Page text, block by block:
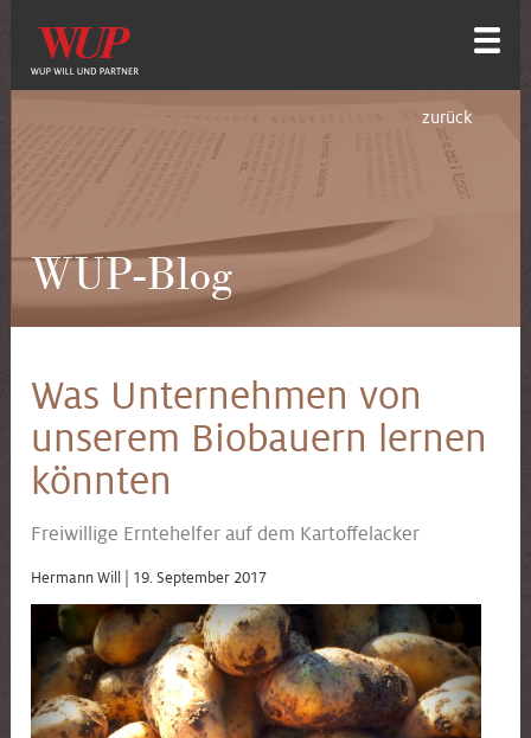
WUP-Blog
zurück
Was Unternehmen von
unserem Biobauern lernen
könnten
Freiwillige Erntehelfer auf dem Kartoffelacker
Hermann Will | 19. September 2017